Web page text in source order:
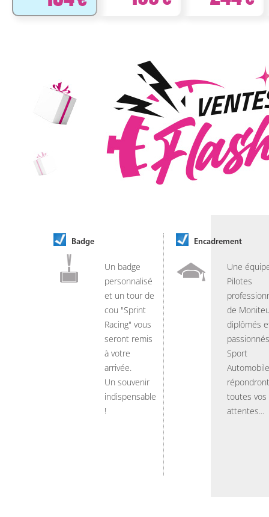
Badge
Un badge
personnalisé
et un tour de
cou "Sprint
Racing" vous
seront remis
à votre
arrivée.
Un souvenir
indispensable
!
Encadrement
Une
Pilotes
de
diplômés
Sport
Automobile
toutes vos
attentes...